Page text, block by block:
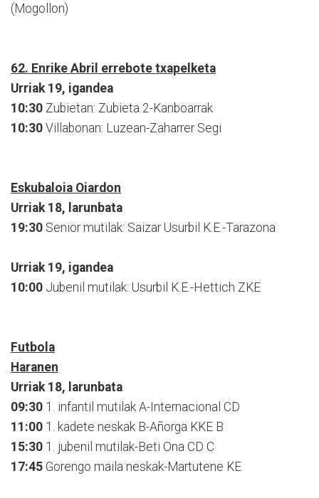
(Mogollon)
62. Enrike Abril errebote txapelketa
Urriak 19, igandea
10:30 Zubietan: Zubieta 2-Kanboarrak
10:30 Villabonan: Luzean-Zaharrer Segi
Eskubaloia Oiardon
Urriak 18, larunbata
19:30 Senior mutilak: Saizar Usurbil K.E.-Tarazona
Urriak 19, igandea
10:00 Jubenil mutilak: Usurbil K.E.-Hettich ZKE
Futbola
Haranen
Urriak 18, larunbata
09:30 1. infantil mutilak A-Internacional CD
11:00 1. kadete neskak B-Añorga KKE B
15:30 1. jubenil mutilak-Beti Ona CD C
17:45 Gorengo maila neskak-Martutene KE